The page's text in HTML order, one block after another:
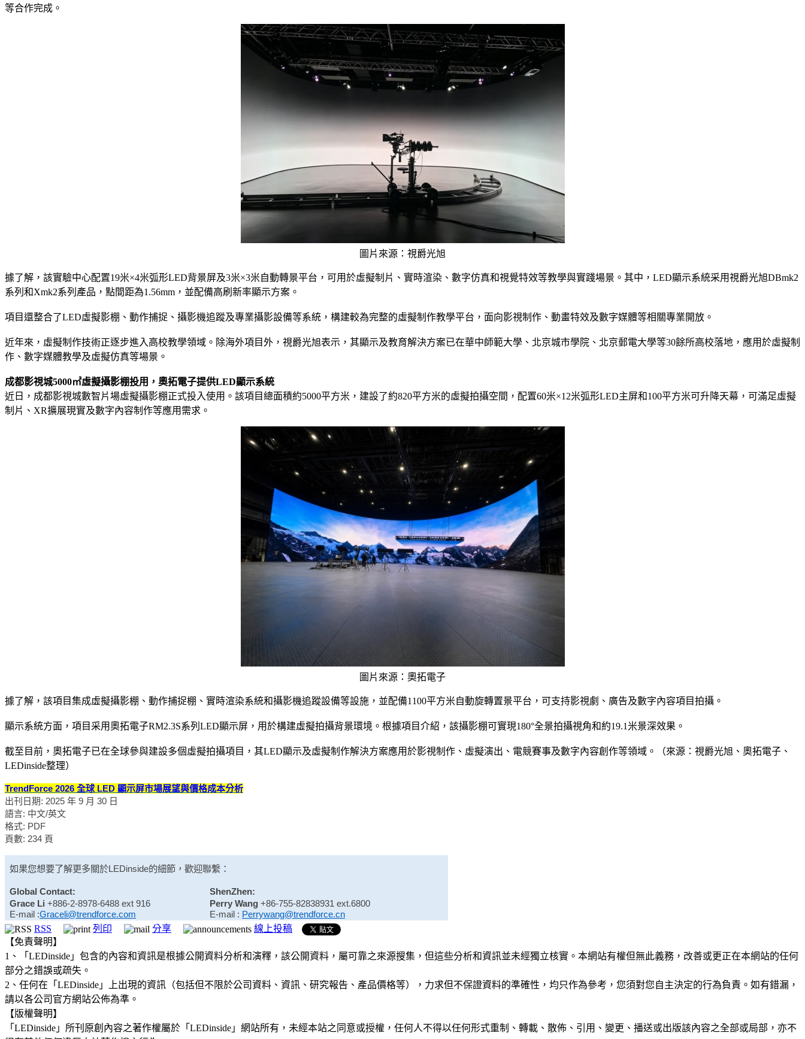
等合作完成。
圖片來源：視爵光旭
據了解，該實驗中心配置19米×4米弧形LED背景屏及3米×3米自動轉景平台，可用於虛擬制片、實時渲染、數字仿真和視覺特效等教學與實踐場景。其中，LED顯示系統采用視爵光旭DBmk2
系列和Xmk2系列產品，點間距為1.56mm，並配備高刷新率顯示方案。
項目還整合了LED虛擬影棚、動作捕捉、攝影機追蹤及專業攝影設備等系統，構建較為完整的虛擬制作教學平台，面向影視制作、動畫特效及數字媒體等相關專業開放。
近年來，虛擬制作技術正逐步進入高校教學領域。除海外項目外，視爵光旭表示，其顯示及教育解決方案已在華中師範大學、北京城市學院、北京郵電大學等30餘所高校落地，應用於虛擬制
作、數字媒體教學及虛擬仿真等場景。
成都影視城5000㎡虛擬攝影棚投用，奧拓電子提供LED顯示系統
近日，成都影視城數智片場虛擬攝影棚正式投入使用。該項目總面積約5000平方米，建設了約820平方米的虛擬拍攝空間，配置60米×12米弧形LED主屏和100平方米可升降天幕，可滿足虛擬
制片、XR擴展現實及數字內容制作等應用需求。
圖片來源：奧拓電子
據了解，該項目集成虛擬攝影棚、動作捕捉棚、實時渲染系統和攝影機追蹤設備等設施，並配備1100平方米自動旋轉置景平台，可支持影視劇、廣告及數字內容項目拍攝。
顯示系統方面，項目采用奧拓電子RM2.3S系列LED顯示屏，用於構建虛擬拍攝背景環境。根據項目介紹，該攝影棚可實現180°全景拍攝視角和約19.1米景深效果。
截至目前，奧拓電子已在全球參與建設多個虛擬拍攝項目，其LED顯示及虛擬制作解決方案應用於影視制作、虛擬演出、電競賽事及數字內容創作等領域。（來源：視爵光旭、奧拓電子、
LEDinside整理）
TrendForce 2026 全球 LED 顯示屏市場展望與價格成本分析
出刊日期: 2025 年 9 月 30 日
語言: 中文/英文
格式: PDF
頁數: 234 頁
如果您想要了解更多關於LEDinside的細節，歡迎聯繫：
Global Contact:
ShenZhen:
Grace Li +886-2-8978-6488 ext 916
E-mail :Graceli@trendforce.com
Perry Wang +86-755-82838931 ext.6800
E-mail : Perrywang@trendforce.cn
RSS
列印 分享
線上投稿
【免責聲明】
1、「LEDinside」包含的內容和資訊是根據公開資料分析和演釋，該公開資料，屬可靠之來源搜集，但這些分析和資訊並未經獨立核實。本網站有權但無此義務，改善或更正在本網站的任何
部分之錯誤或疏失。
2、任何在「LEDinside」上出現的資訊（包括但不限於公司資料、資訊、研究報告、產品價格等），力求但不保證資料的準確性，均只作為參考，您須對您自主決定的行為負責。如有錯漏，
請以各公司官方網站公佈為準。
【版權聲明】
「LEDinside」所刊原創內容之著作權屬於「LEDinside」網站所有，未經本站之同意或授權，任何人不得以任何形式重制、轉載、散佈、引用、變更、播送或出版該內容之全部或局部，亦不